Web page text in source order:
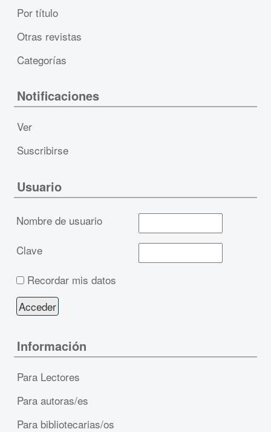
Por título
Otras revistas
Categorías
Notificaciones
Ver
Suscribirse
Usuario
Nombre de usuario
Clave
Recordar mis datos
Información
Para Lectores
Para autoras/es
Para bibliotecarias/os